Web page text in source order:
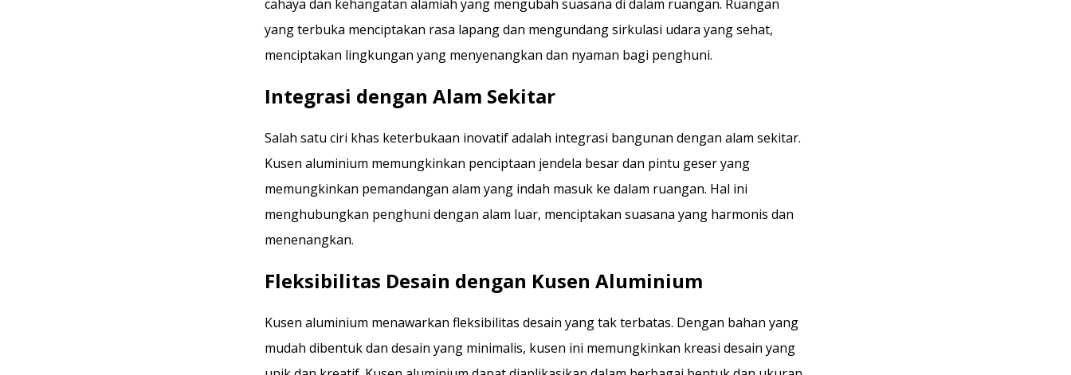
cahaya dan kehangatan alamiah yang mengubah suasana di dalam ruangan. Ruangan
yang terbuka menciptakan rasa lapang dan mengundang sirkulasi udara yang sehat,
menciptakan lingkungan yang menyenangkan dan nyaman bagi penghuni.
Integrasi dengan Alam Sekitar
Salah satu ciri khas keterbukaan inovatif adalah integrasi bangunan dengan alam sekitar.
Kusen aluminium memungkinkan penciptaan jendela besar dan pintu geser yang
memungkinkan pemandangan alam yang indah masuk ke dalam ruangan. Hal ini
menghubungkan penghuni dengan alam luar, menciptakan suasana yang harmonis dan
menenangkan.
Fleksibilitas Desain dengan Kusen Aluminium
Kusen aluminium menawarkan fleksibilitas desain yang tak terbatas. Dengan bahan yang
mudah dibentuk dan desain yang minimalis, kusen ini memungkinkan kreasi desain yang